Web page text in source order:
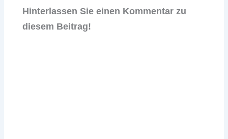
Hinterlassen Sie einen Kommentar zu
diesem Beitrag!